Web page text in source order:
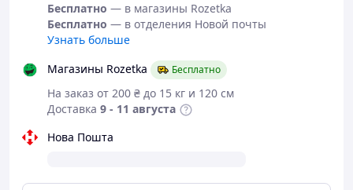
Бесплатно — в магазины Rozetka
Бесплатно — в отделения Новой почты
Узнать больше
Магазины Rozetka
Бесплатно
На заказ от 200 ₴ до 15 кг и 120 см
Доставка 9 - 11 августа
Нова Пошта